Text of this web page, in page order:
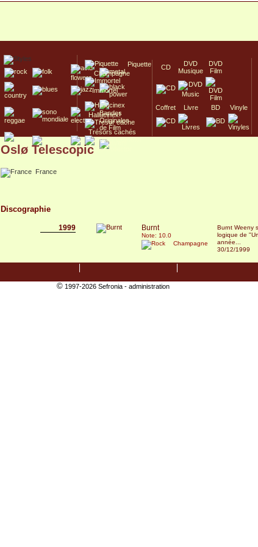
Piquette
Champagne
Immortel
Hallucinex!
Trésors cachés
Culte/Collector
CD
DVD
Musique
DVD
Film
Coffret Livre BD Vinyle
Oslø Telescopic
France
Discographie
1999 Burnt
Note: 10.0
Champagne
Burnt Weeny
logique de
année...
30/12/1999
©1997-2026 Sefronia - administration